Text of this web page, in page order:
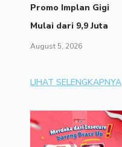
Promo Implan Gigi
Mulai dari 9,9 Juta
August 5, 2026
LIHAT SELENGKAPNYA